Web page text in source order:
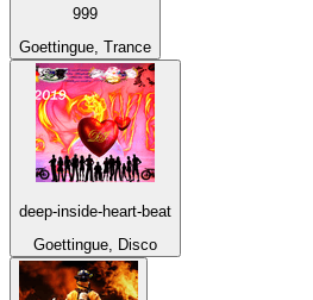
999
Goettingue, Trance
deep-inside-heart-beat
Goettingue, Disco